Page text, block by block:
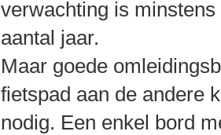
verwachting is
aantal jaar.
Maar goede
fietspad aan de andere
nodig. Een enkel bord